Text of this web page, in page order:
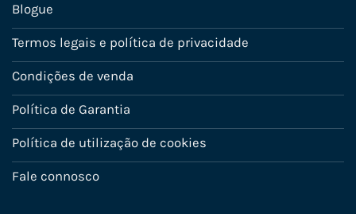
Blogue
Termos legais e política de privacidade
Condições de venda
Política de Garantia
Política de utilização de cookies
Fale connosco